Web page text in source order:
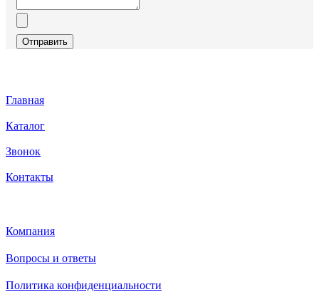
Отправить
Главная
Каталог
Звонок
Контакты
Компания
Вопросы и ответы
Политика конфиденциальности